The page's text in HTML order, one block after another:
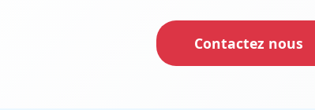
Contactez nous